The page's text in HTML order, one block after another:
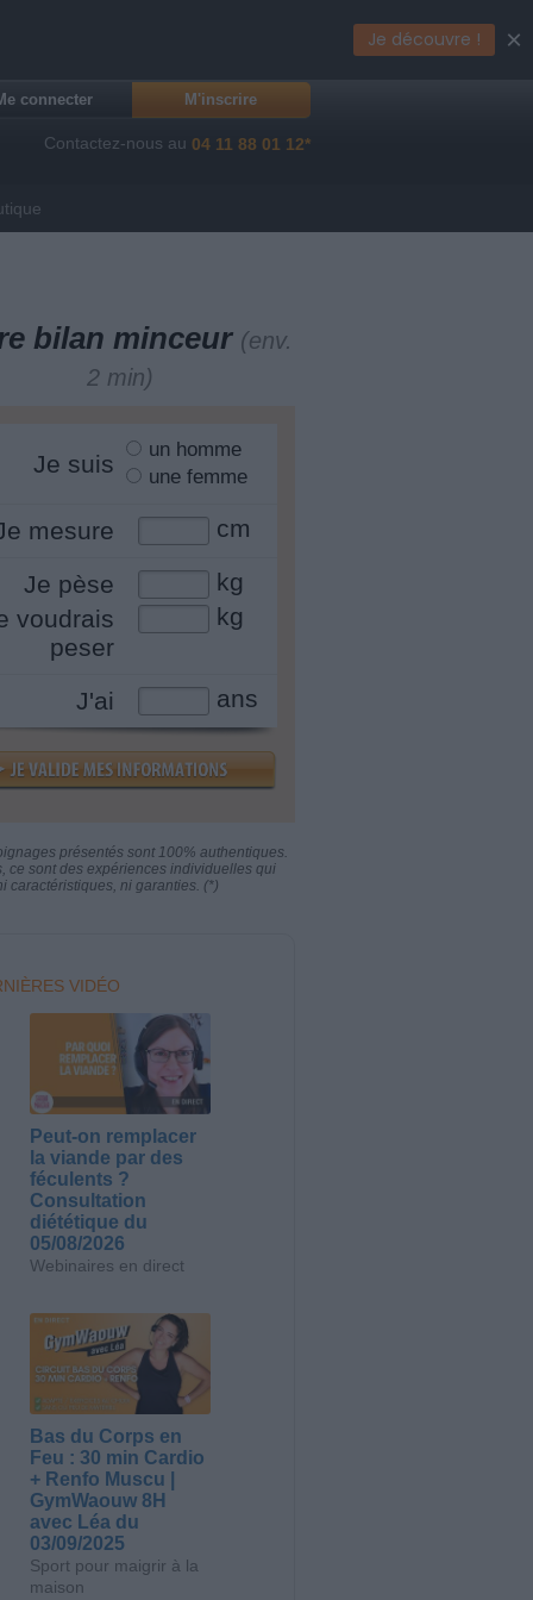
connecter M'inscrire
Contactez-nous au 04 11 88 01 12*
bilan minceur (env.
2 min)
Je suis
un homme
une femme
mesure cm
Je pèse
kg
voudrais
peser
kg
J'ai ans
présentés sont 100% authentiques.
ce sont des expériences individuelles qui
caractéristiques, ni garanties. (*)
VIDÉO
Peut-on remplacer
la viande par des
féculents ?
Consultation
diététique du
05/08/2026
Webinaires en direct
Bas du Corps en
Feu : 30 min Cardio
+ Renfo Muscu |
GymWaouw 8H
avec Léa du
03/09/2025
Sport pour maigrir à la
maison
Je découvre ! ×